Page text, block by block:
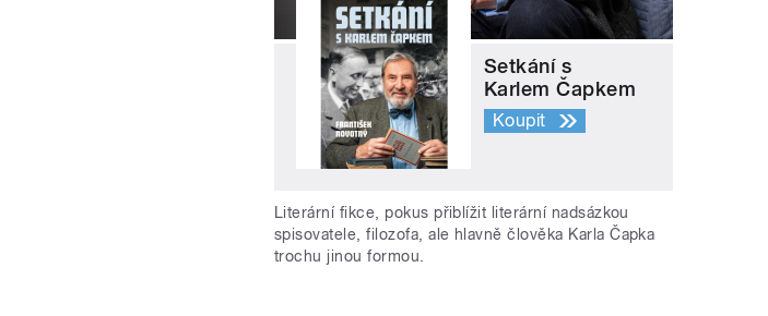
Setkání s
Karlem Čapkem
Koupit
Literární fikce, pokus přiblížit literární nadsázkou
spisovatele, filozofa, ale hlavně člověka Karla Čapka
trochu jinou formou.